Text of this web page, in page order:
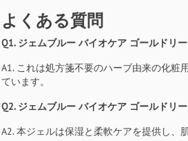
よくある質問
Q1. ジェムブルー バイオケア ゴールドリ
A1. これは処方箋不要のハーブ由来の化
ています。
Q2. ジェムブルー バイオケア ゴールドリ
A2. 本ジェルは保湿と柔軟ケアを提供し